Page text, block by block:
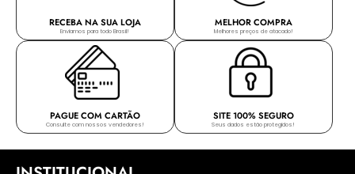
RECEBA NA SUA LOJA
Enviamos para todo Brasil!
MELHOR COMPRA
Melhores preços de atacado!
PAGUE COM CARTÃO
Consulte com nossos vendedores!
SITE 100% SEGURO
Seus dados estão protegidos!